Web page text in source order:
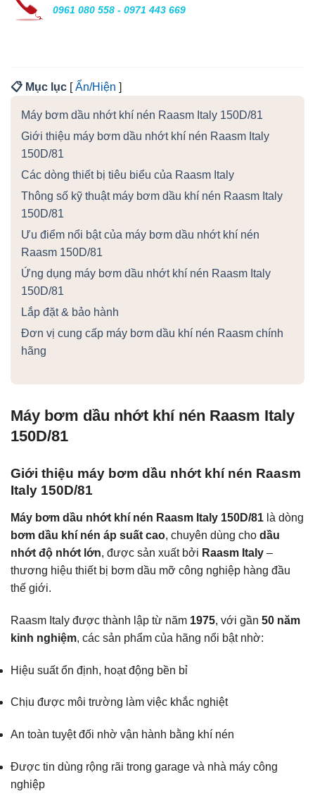
0961 080 558 - 0971 443 669
📋 Mục lục [Ẩn/Hiện ]
Máy bơm dầu nhớt khí nén Raasm Italy 150D/81
Giới thiệu máy bơm dầu nhớt khí nén Raasm Italy
150D/81
Các dòng thiết bị tiêu biểu của Raasm Italy
Thông số kỹ thuật máy bơm dầu khí nén Raasm Italy
150D/81
Ưu điểm nổi bật của máy bơm dầu nhớt khí nén
Raasm 150D/81
Ứng dụng máy bơm dầu nhớt khí nén Raasm Italy
150D/81
Lắp đặt & bảo hành
Đơn vị cung cấp máy bơm dầu khí nén Raasm chính
hãng
Máy bơm dầu nhớt khí nén Raasm Italy
150D/81
Giới thiệu máy bơm dầu nhớt khí nén Raasm
Italy 150D/81
Máy bơm dầu nhớt khí nén Raasm Italy 150D/81 là dòng
bơm dầu khí nén áp suất cao, chuyên dùng cho dầu
nhớt độ nhớt lớn, được sản xuất bởi Raasm Italy –
thương hiệu thiết bị bơm dầu mỡ công nghiệp hàng đầu
thế giới.
Raasm Italy được thành lập từ năm 1975, với gần 50 năm
kinh nghiệm, các sản phẩm của hãng nổi bật nhờ:
Hiệu suất ổn định, hoạt động bền bỉ
Chịu được môi trường làm việc khắc nghiệt
An toàn tuyệt đối nhờ vận hành bằng khí nén
Được tin dùng rộng rãi trong garage và nhà máy công
nghiệp